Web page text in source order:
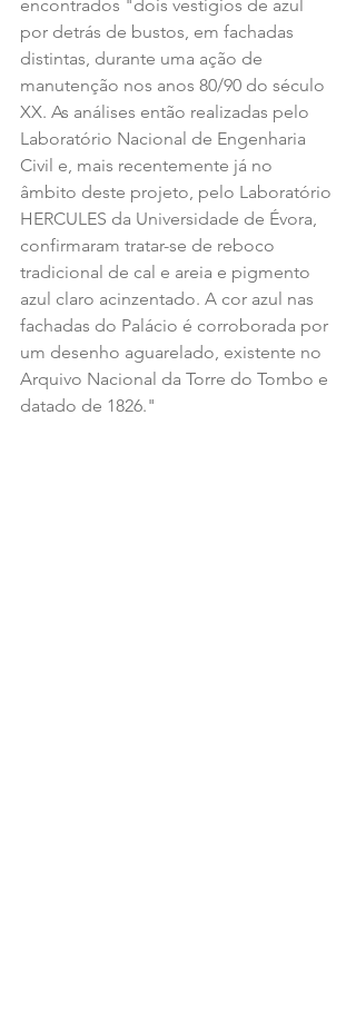
encontrados "dois vestígios de azul
por detrás de bustos, em fachadas
distintas, durante uma ação de
manutenção nos anos 80/90 do século
XX. As análises então realizadas pelo
Laboratório Nacional de Engenharia
Civil e, mais recentemente já no
âmbito deste projeto, pelo Laboratório
HERCULES da Universidade de Évora,
confirmaram tratar-se de reboco
tradicional de cal e areia e pigmento
azul claro acinzentado. A cor azul nas
fachadas do Palácio é corroborada por
um desenho aguarelado, existente no
Arquivo Nacional da Torre do Tombo e
datado de 1826."